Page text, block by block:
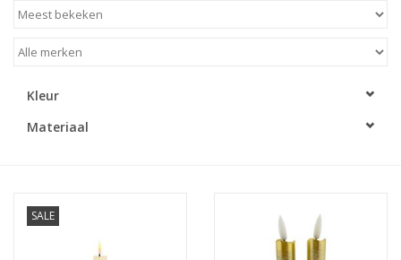
LED Kaarsen
Relatiegeschenken & Bedankjes
Kleur
Materiaal
SALE